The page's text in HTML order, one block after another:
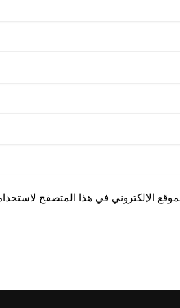
الإلكتروني في هذا المتصفح